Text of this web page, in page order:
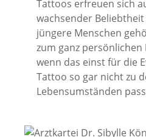
Tattoos erfreuen sich
wachsender
jüngere Menschen
zum ganz persönlichen
wenn das einst für die
Tattoo so gar nicht zu
Lebensumständen